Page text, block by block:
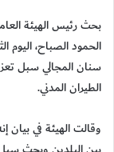
بحث رئيس الهيئة
الحمود الصباح، اليوم
سنان المجالي سبل
الطيران المدني.
وقالت الهيئة في بيان